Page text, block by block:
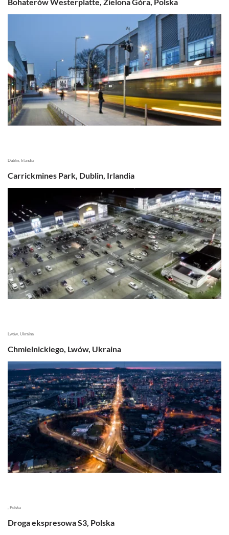
Dublin, Irlandia
Carrickmines Park, Dublin, Irlandia
Lwów, Ukraina
Chmielnickiego, Lwów, Ukraina
, Polska
Droga ekspresowa S3, Polska